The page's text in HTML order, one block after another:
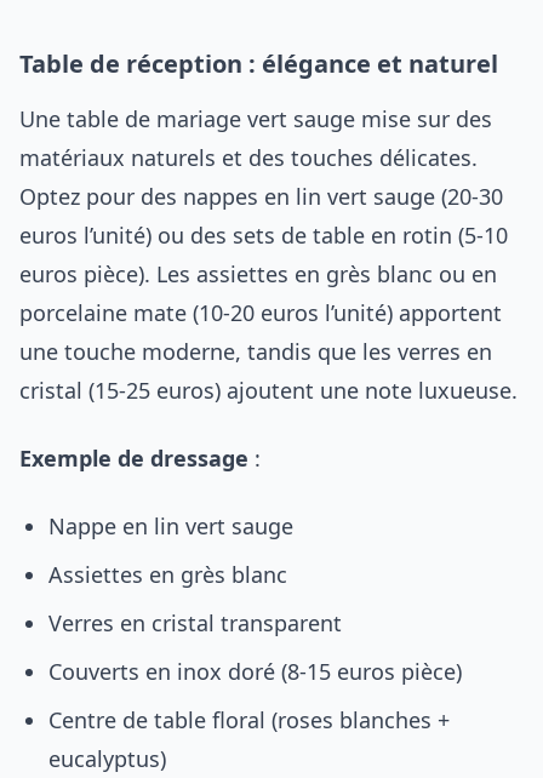
Table de réception : élégance et naturel
Une table de mariage vert sauge mise sur des
matériaux naturels et des touches délicates.
Optez pour des nappes en lin vert sauge (20-30
euros l’unité) ou des sets de table en rotin (5-10
euros pièce). Les assiettes en grès blanc ou en
porcelaine mate (10-20 euros l’unité) apportent
une touche moderne, tandis que les verres en
cristal (15-25 euros) ajoutent une note luxueuse.
Exemple de dressage :
Nappe en lin vert sauge
Assiettes en grès blanc
Verres en cristal transparent
Couverts en inox doré (8-15 euros pièce)
Centre de table floral (roses blanches +
eucalyptus)